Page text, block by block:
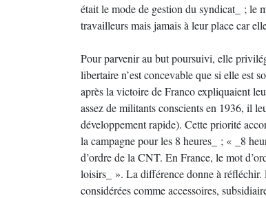
était le mode de gestion du syndicat_ ; le
travailleurs mais jamais à leur place car
Pour parvenir au but poursuivi, elle
libertaire n’est concevable que si elle est
après la victoire de Franco expliquaient
assez de militants conscients en 1936, il
développement rapide). Cette priorité
la campagne pour les 8 heures_ ; « _8
d’ordre de la CNT. En France, le mot
loisirs_ ». La différence donne à réfléchir.
considérées comme accessoires,